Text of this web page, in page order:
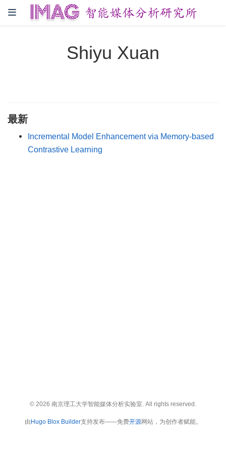
Shiyu Xuan
最新
Incremental Model Enhancement via Memory-based
Contrastive Learning
© 2026 南京理工大学智能媒体分析实验室. All rights reserved.
由 Hugo Blox Builder支持发布——免费开源网站，为创作者赋能。